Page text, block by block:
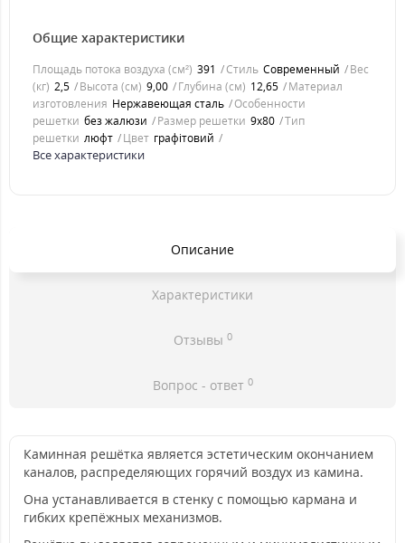
Общие характеристики
Площадь потока воздуха (см²) 391 Стиль Современный
Вес
(кг) 2,5 Высота (см) 9,00 Глубина (см) 12,65
Материал
изготовления Нержавеющая сталь
Особенности
решетки без жалюзи Размер решетки 9x80
Тип
решетки люфт Цвет графітовий
Все характеристики
Описание
Характеристики
Отзывы 0
Вопрос - ответ 0
Каминная решётка является эстетическим окончанием
каналов, распределяющих горячий воздух из камина.
Она устанавливается в стенку с помощью кармана и
гибких крепёжных механизмов.